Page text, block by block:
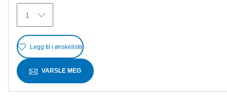
omtaler
1
Legg til i ønskeliste
VARSLE MEG